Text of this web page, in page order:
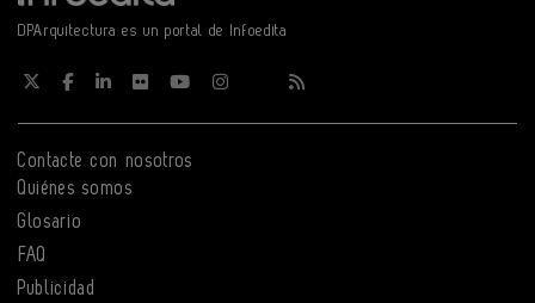
DPArquitectura es un portal de Infoedita
Contacte con nosotros
Quiénes somos
Glosario
FAQ
Publicidad